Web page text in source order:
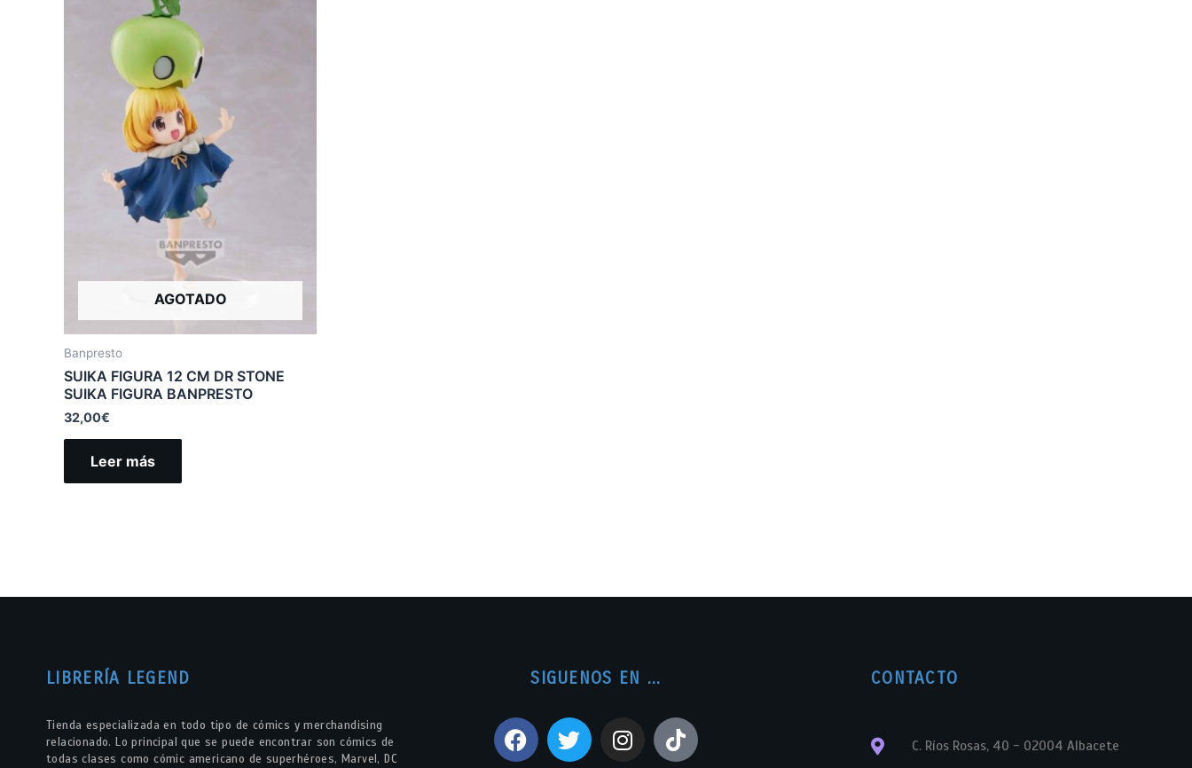
AGOTADO
Banpresto
SUIKA FIGURA 12 CM DR STONE
SUIKA FIGURA BANPRESTO
32,00€
Leer más
LIBRERÍA LEGEND
Tienda especializada en todo tipo de cómics y merchandising
relacionado. Lo principal que se puede encontrar son cómics de
todas clases como cómic americano de superhéroes, Marvel, DC
SIGUENOS EN ... CONTACTO
C. Ríos Rosas, 40 - 02004 Albacete